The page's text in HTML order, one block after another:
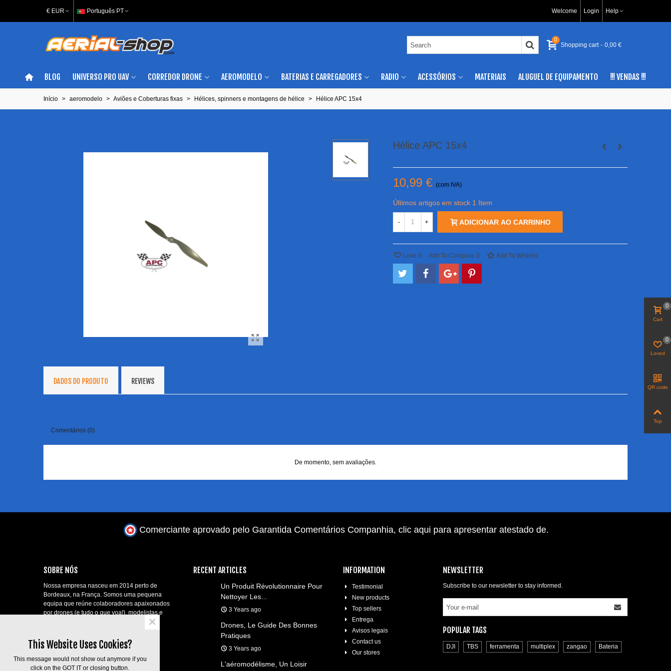
€ EUR Português PT Welcome Login Help
0
Shopping cart - 0,00 €
BLOG UNIVERSO PRO UAV CORREDOR DRONE AEROMODELO BATERIAS E CARREGADORES RADIO ACESSÓRIOS MATERIAIS ALUGUEL DE EQUIPAMENTO !!! VENDAS !!!
Início > aeromodelo > Aviões e Coberturas fixas > Hélices, spinners e montagens de hélice > Hélice APC 15x4
Hélice APC 15x4
10,99 € (com IVA)
Últimos artigos em stock 1 Item
- + ADICIONAR AO CARRINHO
Love 0 Add To Compare 0 Add To Wishlist
DADOS DO PRODUTO REVIEWS
Comentários (0)
De momento, sem avaliações.
SOBRE NÓS
Nossa empresa nasceu em 2014 perto de
Bordeaux, na França. Somos uma pequena
equipa que reúne colaboradores apaixonados
por drones (e tudo o que voa!), modelistas e
contact@aerial-shop.com.
RECENT ARTICLES
Un Produit Révolutionnaire Pour
Nettoyer Les...
3 Years ago
Drones, Le Guide Des Bonnes
Pratiques
3 Years ago
L'aéromodélisme, Un Loisir
INFORMATION
Testimonial
New products
Top sellers
Entrega
Avisos legais
Contact us
Our stores
NEWSLETTER
Subscribe to our newsletter to stay informed.
POPULAR TAGS
DJI TBS ferramenta multiplex zangao Bateria
Comerciante aprovado pelo Garantida Comentários Companhia, clic aqui para apresentar atestado de.
Cart
0
Loved
0
QR code
Top
This Website Uses Cookies?
This message would not show out anymore if you
click on the GOT IT or closing button.
×